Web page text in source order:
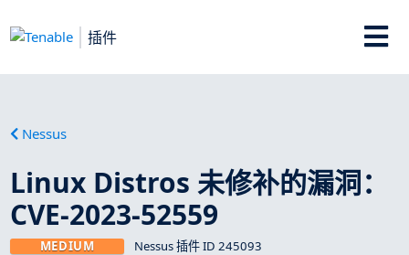
插件
Nessus
Linux Distros 未修补的漏洞：
CVE-2023-52559
MEDIUM Nessus 插件 ID 245093